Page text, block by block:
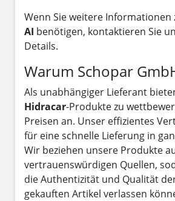
Wenn Sie weitere Informationen
AI benötigen, kontaktieren Sie
Details.
Warum Schopar
Als unabhängiger Lieferant
Hidracar-Produkte zu
Preisen an. Unser effizientes
für eine schnelle Lieferung in
Wir beziehen unsere Produkte
vertrauenswürdigen Quellen,
die Authentizität und Qualität
gekauften Artikel verlassen